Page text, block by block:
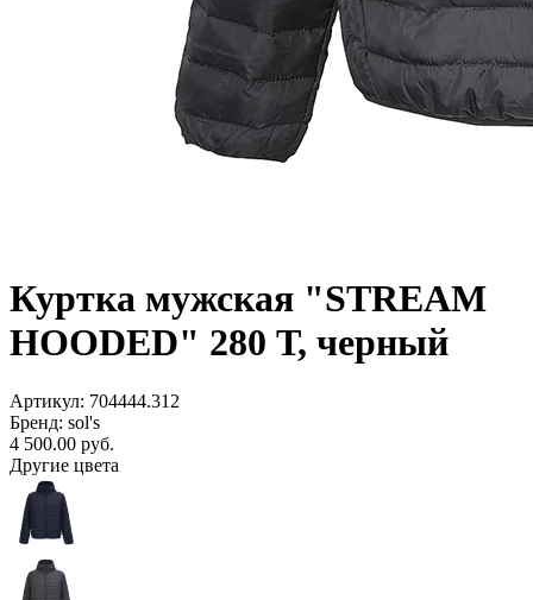
Куртка мужская "STREAM
HOODED" 280 Т, черный
Артикул: 704444.312
Бренд: sol's
4 500.00 руб.
Другие цвета